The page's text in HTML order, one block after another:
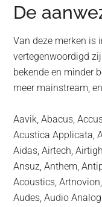
De
Van deze merken is
vertegenwoordigd
bekende en minder
meer mainstream,
Aavik, Abacus,
Acustica Applicata,
Aidas, Airtech,
Ansuz, Anthem,
Acoustics,
Audes, Audio